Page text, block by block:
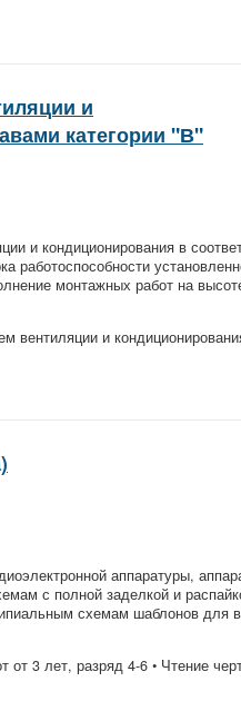
и
категории "В"
и кондиционирования в
работоспособности
монтажных работ на
вентиляции и
аппаратуры,
с полной заделкой и
схемам шаблонов для
от 3 лет, разряд 4-6 • Чтение